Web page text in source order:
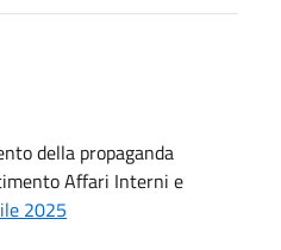
della propaganda
Affari Interni e
2025